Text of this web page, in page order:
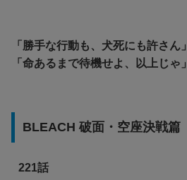
「勝手な行動も、犬死にも許さん」
「命あるまで待機せよ、以上じゃ」
BLEACH 破面・空座決戦篇
221話